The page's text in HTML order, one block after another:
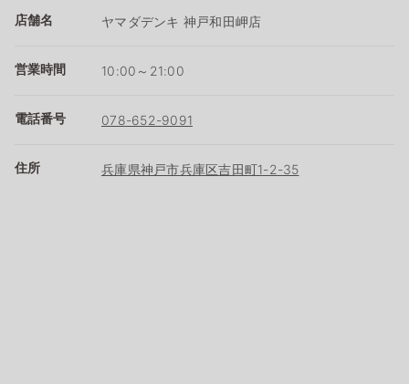
店舗名 ヤマダデンキ 神戸和田岬店
営業時間 10:00～21:00
電話番号 078-652-9091
住所 兵庫県神戸市兵庫区吉田町1-2-35